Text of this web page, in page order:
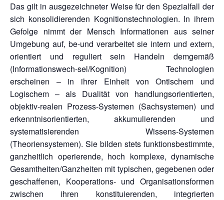
Das gilt in ausgezeichneter Weise für den Spezialfall der
sich konsolidierenden Kognitionstechnologien. In ihrem
Gefolge nimmt der Mensch Informationen aus seiner
Umgebung auf, be-und verarbeitet sie intern und extern,
orientiert und reguliert sein Handeln demgemäß
(Informationswech-sel/Kognition) Technologien
erscheinen – in ihrer Einheit von Ontischem und
Logischem – als Dualität von handlungsorientierten,
objektiv-realen Prozess-Systemen (Sachsystemen) und
erkenntnisorientierten, akkumulierenden und
systematisierenden Wissens-Systemen
(Theoriensystemen). Sie bilden stets funktionsbestimmte,
ganzheitlich operierende, hoch komplexe, dynamische
Gesamtheiten/Ganzheiten mit typischen, gegebenen oder
geschaffenen, Kooperations- und Organisationsformen
zwischen ihren konstituierenden, integrierten